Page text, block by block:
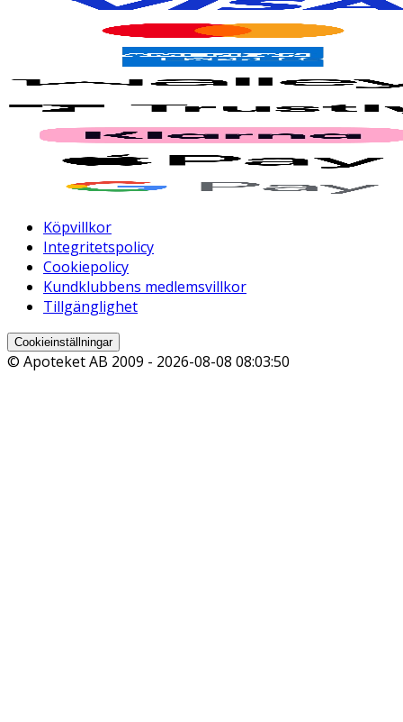
Köpvillkor
Integritetspolicy
Cookiepolicy
Kundklubbens medlemsvillkor
Tillgänglighet
Cookieinställningar
© Apoteket AB 2009 - 2026-08-08 08:03:50